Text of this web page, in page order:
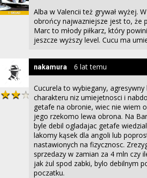
Alba w Valencii też grywał wyżej.
obrońcy najwazniejsze jest to, że
Marc to młody piłkarz, który
jeszcze wyższy level. Cucu ma
Cucurela to wybiegany,
charakteru niz umiejetnosci i
getafe na obronie, wiec nie wiem
jego rzekomo lewa obrona. Na
byle debil ogladajac getafe
lakomy kąsek dla angoli lub
nastawionych na fizycznosc.
sprzedazy w zamian za 4 mln czy
jak żul spod zabki, bylo debilnym
poczatku.
nakamura 6 lat temu